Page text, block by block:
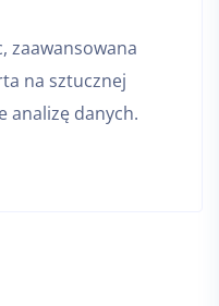
zaawansowana
na sztucznej
analizę danych.